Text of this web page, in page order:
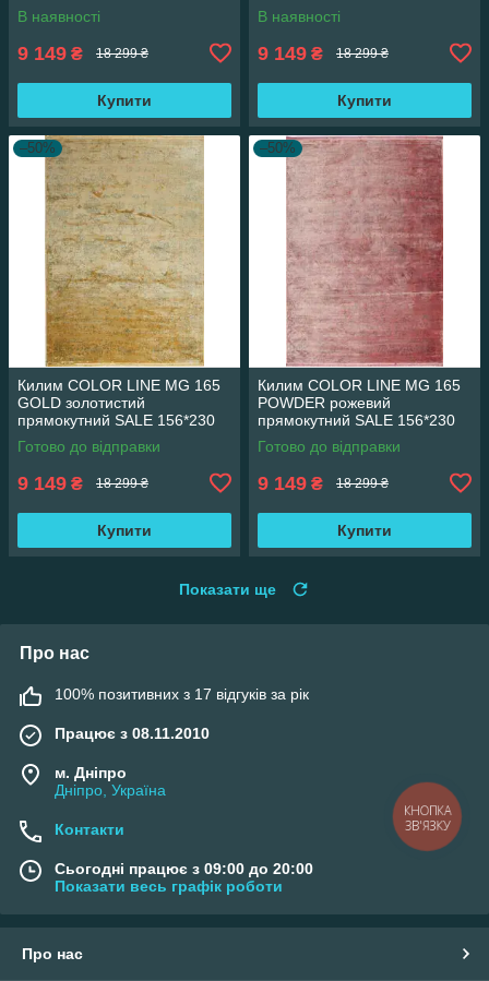
В наявності
9 149 ₴ 18 299 ₴
Купити
В наявності
9 149 ₴ 18 299 ₴
Купити
–50%
Килим COLOR LINE MG 165
GOLD золотистий
прямокутний SALE 156*230
см
Готово до відправки
9 149 ₴ 18 299 ₴
Купити
–50%
Килим COLOR LINE MG 165
POWDER рожевий
прямокутний SALE 156*230
см
Готово до відправки
9 149 ₴ 18 299 ₴
Купити
Показати ще
Про нас
100% позитивних з 17 відгуків за рік
Працює з 08.11.2010
м. Дніпро
Дніпро, Україна
Контакти
Сьогодні працює з 09:00 до 20:00
Показати весь графік роботи
Про нас
КНОПКА
ЗВ'ЯЗКУ